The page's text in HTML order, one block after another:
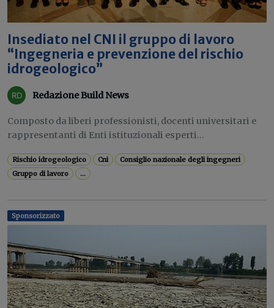
Insediato nel CNI il gruppo di lavoro
“Ingegneria e prevenzione del rischio
idrogeologico”
Redazione Build News
Composto da liberi professionisti, docenti universitari e
rappresentanti di Enti istituzionali esperti...
Rischio idrogeologico Cni
Consiglio nazionale degli ingegneri
Gruppo di lavoro
...
Sponsorizzato